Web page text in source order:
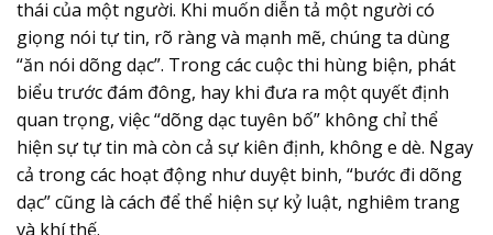
thái của một người. Khi muốn diễn tả một người có
giọng nói tự tin, rõ ràng và mạnh mẽ, chúng ta dùng
“ăn nói dõng dạc”. Trong các cuộc thi hùng biện, phát
biểu trước đám đông, hay khi đưa ra một quyết định
quan trọng, việc “dõng dạc tuyên bố” không chỉ thể
hiện sự tự tin mà còn cả sự kiên định, không e dè. Ngay
cả trong các hoạt động như duyệt binh, “bước đi dõng
dạc” cũng là cách để thể hiện sự kỷ luật, nghiêm trang
và khí thế.